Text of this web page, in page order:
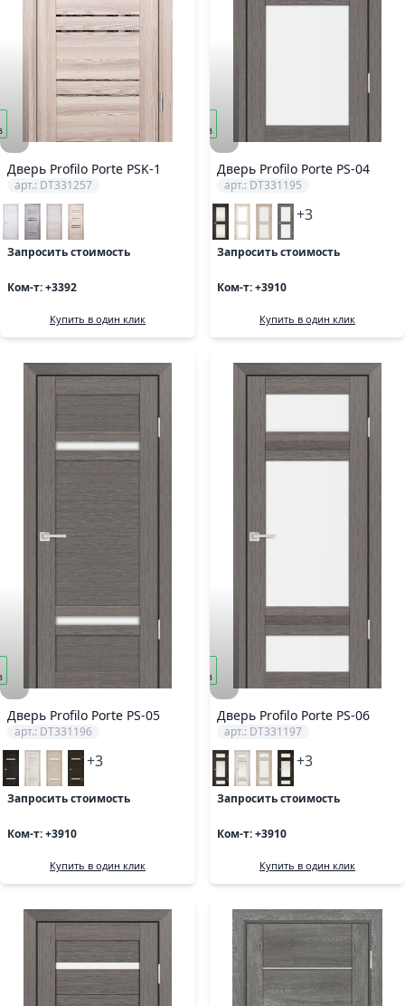
Дверь Profilo Porte PSK-1
арт.: DT331257
Запросить стоимость
Ком-т: +3392
Купить в один клик
Дверь Profilo Porte PS-04
арт.: DT331195
+3
Запросить стоимость
Ком-т: +3910
заказ
Купить в один клик
Дверь Profilo Porte PS-05
арт.: DT331196
+3
Запросить стоимость
Ком-т: +3910
Купить в один клик
Дверь Profilo Porte PS-06
арт.: DT331197
+3
Запросить стоимость
Ком-т: +3910
заказ
Купить в один клик